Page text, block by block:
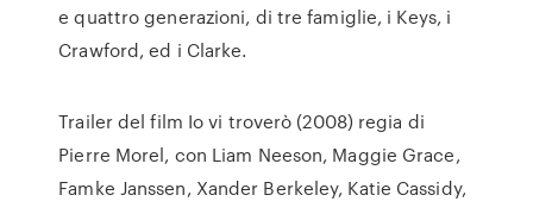
e quattro generazioni, di tre famiglie, i Keys, i
Crawford, ed i Clarke.
Trailer del film Io vi troverò (2008) regia di
Pierre Morel, con Liam Neeson, Maggie Grace,
Famke Janssen, Xander Berkeley, Katie Cassidy,